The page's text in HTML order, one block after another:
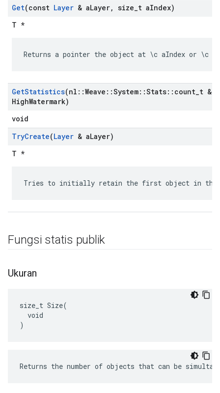
Get(const Layer & aLayer, size t aIndex)
T *
Returns a pointer the object at \c aIndex or \c
GetStatistics(nl ::Weave ::System::Stats:: count t & a
HighWatermark)
void
TryCreate(Layer & aLayer)
T *
Tries to initially retain the first object in the
Fungsi statis publik
Ukuran
size_t Size(
  void
)
Returns the number of objects that can be